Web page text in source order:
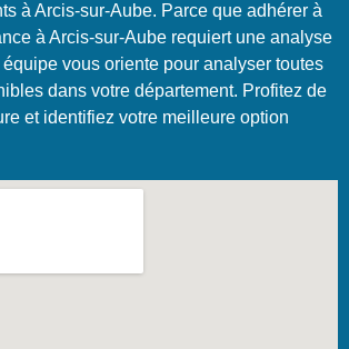
à Arcis-sur-Aube. Parce que adhérer à
à Arcis-sur-Aube requiert une analyse
vous oriente pour analyser toutes
dans votre département. Profitez de
et identifiez votre meilleure option